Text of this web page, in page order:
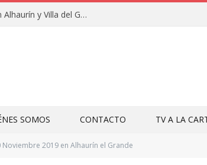
Clausuras de los campamentos de verano en Alhaurín y Villa del Guadalhorce 2026
SOMOS CONTACTO TV A LA
Noviembre 2019 en Alhaurín el Grande